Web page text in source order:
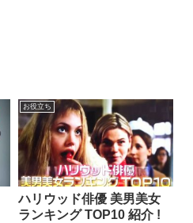
お役立ち
ハリウッド俳優 美男美女
ランキング TOP10 紹介 !